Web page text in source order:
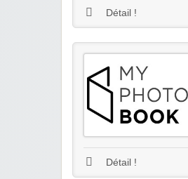
Détail !
Détail !